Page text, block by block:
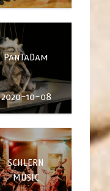
PanTaDam
2020-10-08
SCHLERN
MUSIC